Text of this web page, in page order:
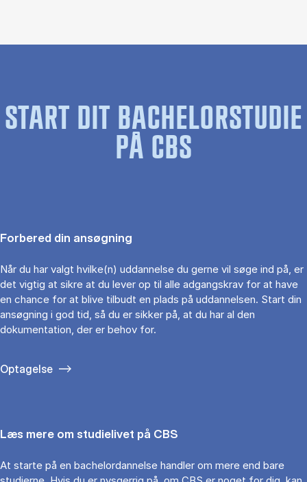
START DIT BACHELORSTUDIE
PÅ CBS
Forbered din ansøgning
Når du har valgt hvilke(n) uddannelse du gerne vil søge ind på, er
det vigtig at sikre at du lever op til alle adgangskrav for at have
en chance for at blive tilbudt en plads på uddannelsen. Start din
ansøgning i god tid, så du er sikker på, at du har al den
dokumentation, der er behov for.
Optagelse
Læs mere om studielivet på CBS
At starte på en bachelordannelse handler om mere end bare